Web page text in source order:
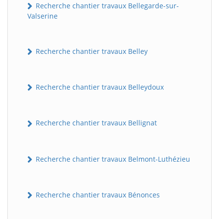
Recherche chantier travaux Bellegarde-sur-
Valserine
Recherche chantier travaux Belley
Recherche chantier travaux Belleydoux
Recherche chantier travaux Bellignat
Recherche chantier travaux Belmont-Luthézieu
Recherche chantier travaux Bénonces